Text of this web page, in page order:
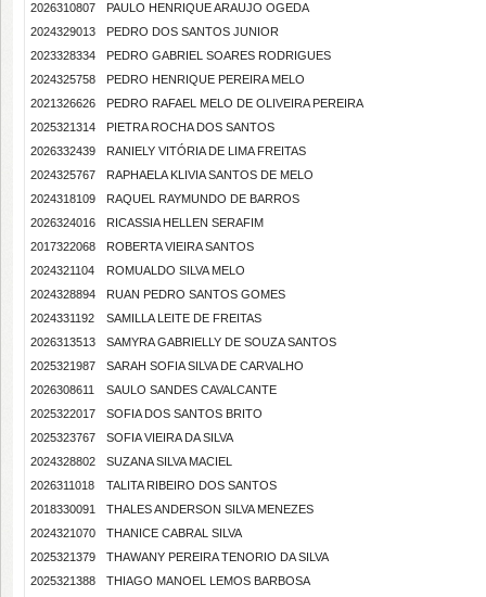
2026310807
PAULO HENRIQUE ARAUJO OGEDA
2024329013
PEDRO DOS SANTOS JUNIOR
2023328334
PEDRO GABRIEL SOARES RODRIGUES
2024325758
PEDRO HENRIQUE PEREIRA MELO
2021326626
PEDRO RAFAEL MELO DE OLIVEIRA PEREIRA
2025321314
PIETRA ROCHA DOS SANTOS
2026332439
RANIELY VITÓRIA DE LIMA FREITAS
2024325767
RAPHAELA KLIVIA SANTOS DE MELO
2024318109
RAQUEL RAYMUNDO DE BARROS
2026324016
RICASSIA HELLEN SERAFIM
2017322068
ROBERTA VIEIRA SANTOS
2024321104
ROMUALDO SILVA MELO
2024328894
RUAN PEDRO SANTOS GOMES
2024331192
SAMILLA LEITE DE FREITAS
2026313513
SAMYRA GABRIELLY DE SOUZA SANTOS
2025321987
SARAH SOFIA SILVA DE CARVALHO
2026308611
SAULO SANDES CAVALCANTE
2025322017
SOFIA DOS SANTOS BRITO
2025323767
SOFIA VIEIRA DA SILVA
2024328802
SUZANA SILVA MACIEL
2026311018
TALITA RIBEIRO DOS SANTOS
2018330091
THALES ANDERSON SILVA MENEZES
2024321070
THANICE CABRAL SILVA
2025321379
THAWANY PEREIRA TENORIO DA SILVA
2025321388
THIAGO MANOEL LEMOS BARBOSA